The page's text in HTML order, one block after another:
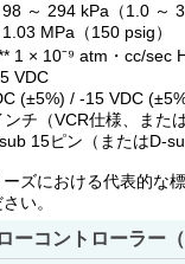
～ 294 kPa（1.0 ～
MPa（150 psig）
1 × 10⁻⁹ atm・cc/sec
VDC
(±5%) / -15 VDC
チ（VCR仕様、また
15ピン（またはD-
ズにおける代表的な
い。
ーコントローラー